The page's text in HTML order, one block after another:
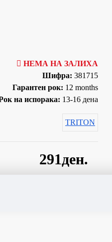
291ден.
НЕМА НА ЗАЛИХА
Шифра: 381715
Гарантен рок: 12 months
на испорака: 13-16 дена
TRITON